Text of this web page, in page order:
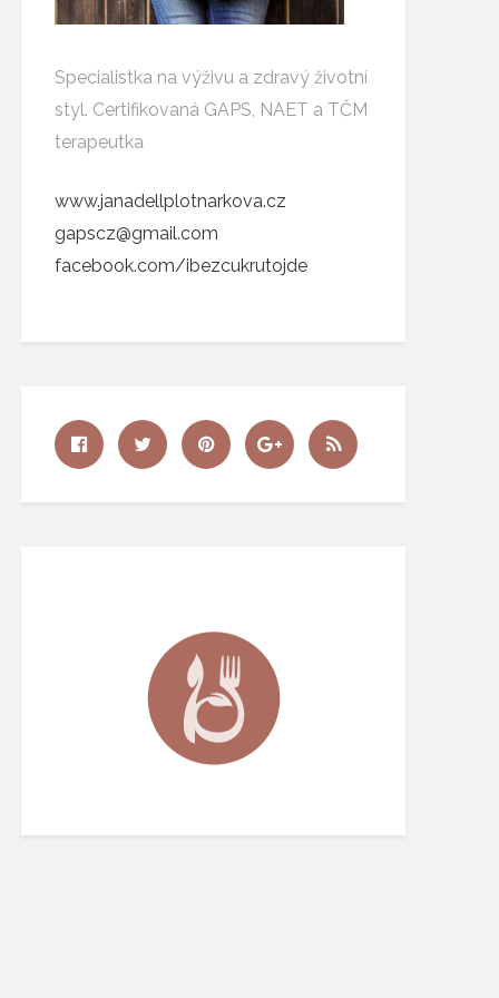
Specialistka na výživu a zdravý životní
styl. Certifikovaná GAPS, NAET a TČM
terapeutka
www.janadellplotnarkova.cz
gapscz@gmail.com
facebook.com/ibezcukrutojde